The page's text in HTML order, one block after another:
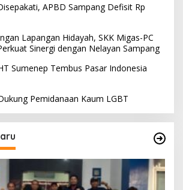
APBD Sampang Defisit Rp
Lapangan Hidayah, SKK Migas-PC
Sinergi dengan Nelayan Sampang
Sumenep Tembus Pasar Indonesia
Pemidanaan Kaum LGBT